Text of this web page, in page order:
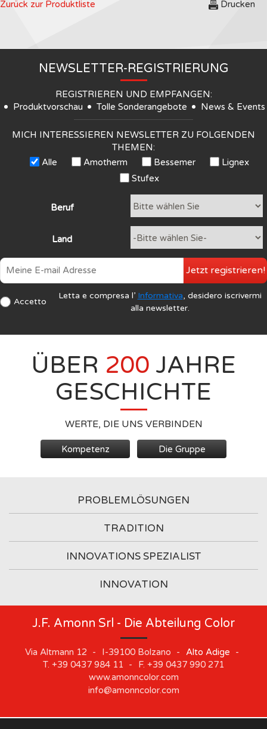
Zurück zur Produktliste Drucken
NEWSLETTER-REGISTRIERUNG
REGISTRIEREN UND EMPFANGEN:
Produktvorschau
Tolle Sonderangebote News & Events
MICH INTERESSIEREN NEWSLETTER ZU FOLGENDEN
THEMEN:
Alle
Amotherm Bessemer
Lignex
Stufex
Beruf
Land
Accetto
Letta e compresa l’ Informativa, desidero iscrivermi
alla newsletter.
Jetzt registrieren!
ÜBER 200 JAHRE
GESCHICHTE
WERTE, DIE UNS VERBINDEN
Kompetenz Die Gruppe
PROBLEMLÖSUNGEN
TRADITION
INNOVATIONS SPEZIALIST
INNOVATION
J.F. Amonn Srl - Die Abteilung Color
Via Altmann 12 - I-39100 Bolzano - Alto Adige
-
T. +39 0437 984 11 - F. +39 0437 990 271
www.amonncolor.com
info@amonncolor.com